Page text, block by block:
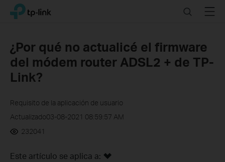
Click
navigation
TP-Link, Reliably Smart SearchMenu
¿Por qué no actualicé el firmware
del módem router ADSL2 + de TP-
Link?
Requisito de la aplicación de usuario
Actualizado03-08-2021 08:59:57 AM
232041
Este artículo se aplica a: